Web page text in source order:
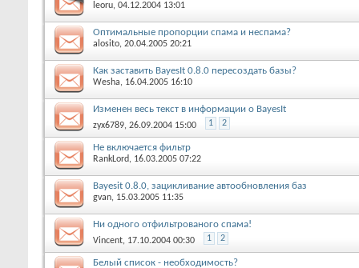
leoru, 04.12.2004 13:01
Оптимальные пропорции спама и неспама?
alosito, 20.04.2005 20:21
Как заставить BayesIt 0.8.0 пересоздать базы?
Wesha, 16.04.2005 16:10
Изменен весь текст в информации о BayesIt
zyx6789, 26.09.2004 15:00 1 2
Не включается фильтр
RankLord, 16.03.2005 07:22
Bayesit 0.8.0, зацикливание автообновления баз
gvan, 15.03.2005 11:35
Ни одного отфильтрованого спама!
Vincent, 17.10.2004 00:30 1 2
Белый список - необходимость?